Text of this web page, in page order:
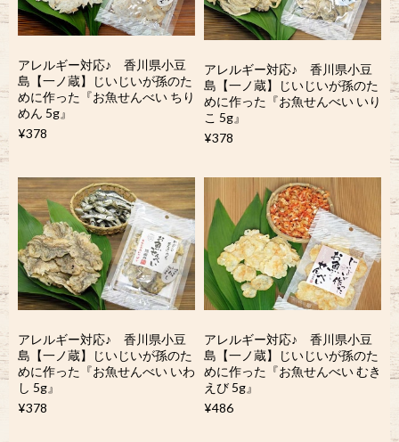
アレルギー対応♪ 香川県小豆
島【一ノ蔵】じいじいが孫のた
めに作った『お魚せんべい ちり
めん 5g』
¥378
アレルギー対応♪ 香川県小豆
島【一ノ蔵】じいじいが孫のた
めに作った『お魚せんべい いり
こ 5g』
¥378
アレルギー対応♪ 香川県小豆
島【一ノ蔵】じいじいが孫のた
めに作った『お魚せんべい いわ
し 5g』
¥378
アレルギー対応♪ 香川県小豆
島【一ノ蔵】じいじいが孫のた
めに作った『お魚せんべい むき
えび 5g』
¥486